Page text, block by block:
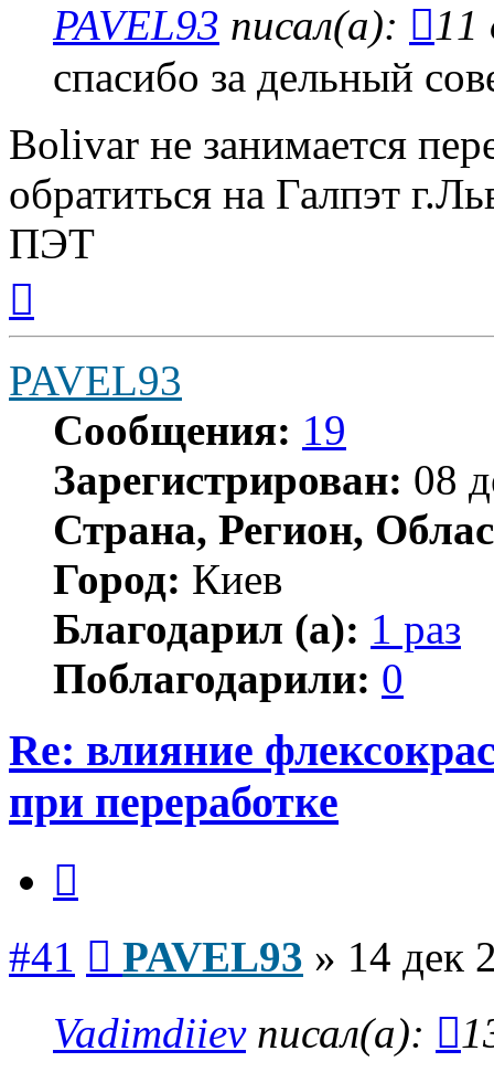
PAVEL93 писал(а):
11
спасибо за дельный
Bolivar не занимается
обратиться на Галпэт
ПЭТ
началу
PAVEL93
Сообщения: 19
Зарегистрирован: 08
Страна, Регион,
Город: Киев
Благодарил (а): 1 раз
Поблагодарили: 0
Re: влияние
при переработке
#41 PAVEL93 » 14 дек
Vadimdiievписал(а):